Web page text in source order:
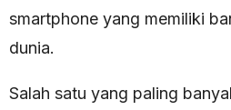
smartphone yang memiliki
dunia.
Salah satu yang paling